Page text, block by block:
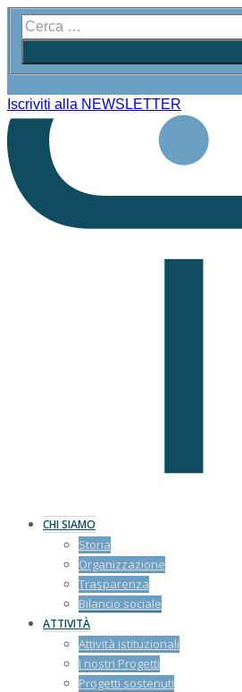
Iscriviti alla NEWSLETTER
CHI SIAMO
Storia
Organizzazione
Trasparenza
Bilancio sociale
ATTIVITÀ
Attività istituzionali
I nostri Progetti
Progetti sostenuti